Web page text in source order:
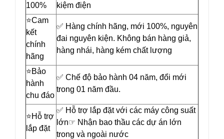
100%
kiệm điện
⭐️Cam
kết
chính
hãng
✅ Hàng chính hãng, mới 100%, nguyên
đai nguyên kiện. Không bán hàng giả,
hàng nhái, hàng kém chất lượng
⭐️Bảo
hành
chu đáo
✅ Chế độ bảo hành 04 năm, đổi mới
trong 01 năm đầu.
⭐️Hỗ trợ
lắp đặt
✅ Hỗ trợ lắp đặt với các máy công suất
lớn☞ Nhận bao thầu các dự án lớn
trong và ngoài nước